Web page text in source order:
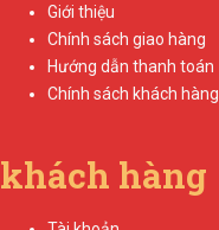
Giới thiệu
Chính sách giao hàng
Hướng dẫn thanh toán
Chính sách khách hàng
khách hàng